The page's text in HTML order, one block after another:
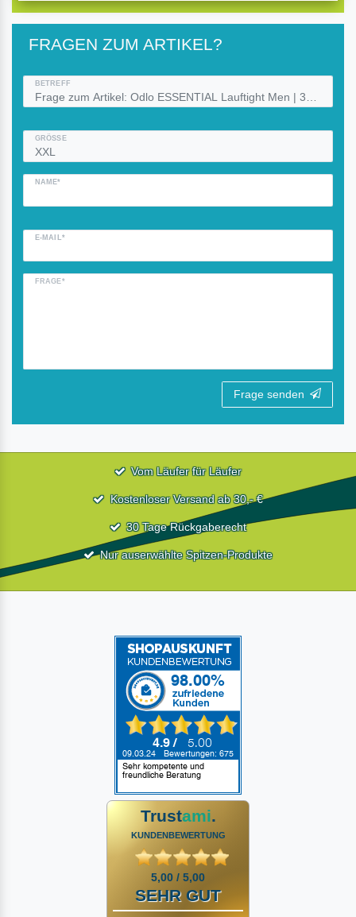
FRAGEN ZUM ARTIKEL?
BETREFF
GRÖSSE
NAME*
E-MAIL*
FRAGE*
Frage senden
Vom Läufer für Läufer
Kostenloser Versand ab 30,- €
30 Tage Rückgaberecht
Nur auserwählte Spitzen-Produkte
Trustami.
KUNDENBEWERTUNG
5,00 / 5,00
SEHR GUT